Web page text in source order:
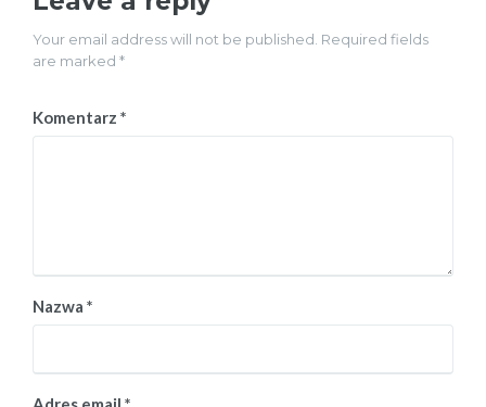
Your email address will not be published. Required fields
are marked *
Komentarz *
Nazwa *